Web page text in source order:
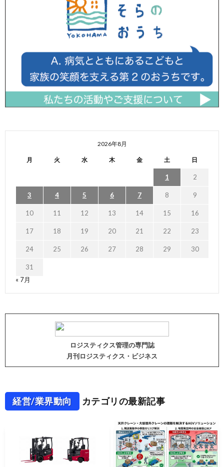
2026年8月
月 火 水 木 金 土 日
1 2
3 4 5 6 7 8 9
10 11 12 13 14 15 16
17 18 19 20 21 22 23
24 25 26 27 28 29 30
31
« 7月
ロジスティクス管理の専門誌
月刊ロジスティクス・ビジネス
経営/業界動向 カテゴリの最新記事